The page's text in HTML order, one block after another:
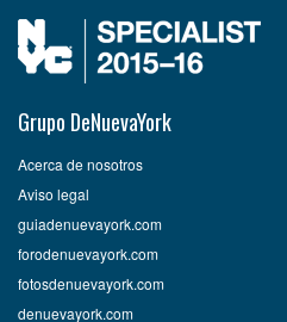
Grupo DeNuevaYork
Acerca de nosotros
Aviso legal
guiadenuevayork.com
forodenuevayork.com
fotosdenuevayork.com
denuevayork.com